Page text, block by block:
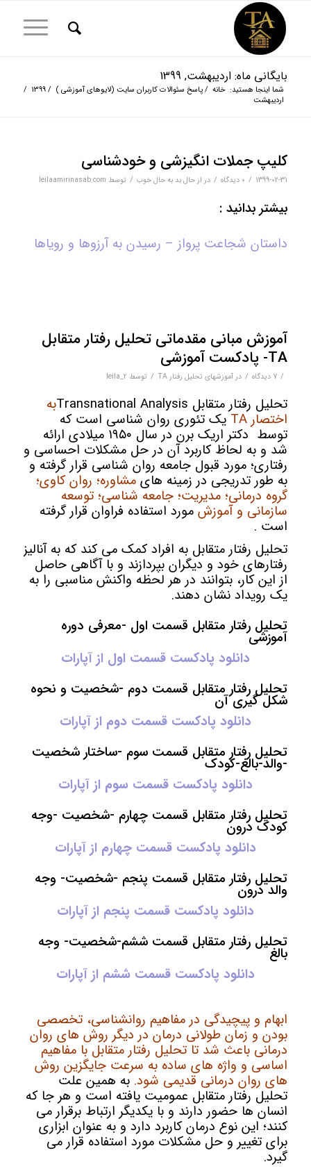
بایگانی ماه: اردیبهشت, 1399
شما اینجا هستید: خانه / پاسخ سئوالات کاربران سایت (لایوهای آموزشی ) /
1399
/
اردیبهشت
کلیپ جملات انگیزشی و خودشناسی
1399-02-31
/ 0 دیدگاه‌ / در از حال بد به حال خوب / توسط leilaamirinasab.com
بیشتر بدانید :
داستان شجاعت پرواز – رسیدن به آرزوها و رویاها
آموزش مبانی مقدماتی تحلیل رفتار متقابل
TA- پادکست آموزشی
/ 7 دیدگاه‌ / در آموزشهای تحلیل رفتار TA / توسط leila_2
تحلیل رفتار متقابل Transnational Analysis به
اختصار TA یک تئوری روان شناسی است که
توسط دکتر اریک برن در سال ۱۹۵۰ میلادی ارائه
شد و به لحاظ کاربرد آن در حل مشکلات احساسی و
رفتاری؛ مورد قبول جامعه روان شناسی قرار گرفته و
به طور تدریجی در زمینه هایمشاوره؛ روان کاوی؛
گروه درمانی؛ مدیریت؛ جامعه شناسی؛ توسعه
سازمانی و آموزشمورد استفاده فراوان قرار گرفته
است .
تحلیل رفتار متقابل به افراد کمک می کند که به آنالیز
رفتارهای خود و دیگران بپردازند و با آگاهی حاصل
از این کار، بتوانند در هر لحظه واکنش مناسبی را به
یک رویداد نشان دهند.
تحلیل رفتار متقابل قسمت اول -معرفی دوره
آموزشی
دانلود پادکست قسمت اول از آپارات
تحلیل رفتار متقابل قسمت دوم -شخصیت و نحوه
شکل گیری آن
دانلود پادکست قسمت دوم از آپارات
تحلیل رفتار متقابل قسمت سوم -ساختار شخصیت
-والد-بالغ-کودک
دانلود پادکست قسمت سوم از آپارات
تحلیل رفتار متقابل قسمت چهارم -شخصیت -وجه
کودک درون
دانلود پادکست قسمت چهارم از آپارات
تحلیل رفتار متقابل قسمت پنجم -شخصیت- وجه
والد درون
دانلود پادکست قسمت پنجم از آپارات
تحلیل رفتار متقابل قسمت ششم-شخصیت- وجه
بالغ
دانلود پادکست قسمت ششم از آپارات
ابهام و پیچیدگی در مفاهیم روانشناسی، تخصصی
بودن و زمان طولانی درمان در دیگر روش های روان
درمانی باعث شد تا تحلیل رفتار متقابل با مفاهیم
اساسی و واژه های ساده به سرعت جایگزین روش
های روان درمانی قدیمی شود. به همین علت
تحلیل رفتار متقابل عمومیت یافته است و هر جا که
انسان ها حضور دارند و با یکدیگر ارتباط برقرار می
کنند؛ این نوع درمان کاربرد دارد و به عنوان ابزاری
برای تغییر و حل مشکلات مورد استفاده قرار می
گیرد.